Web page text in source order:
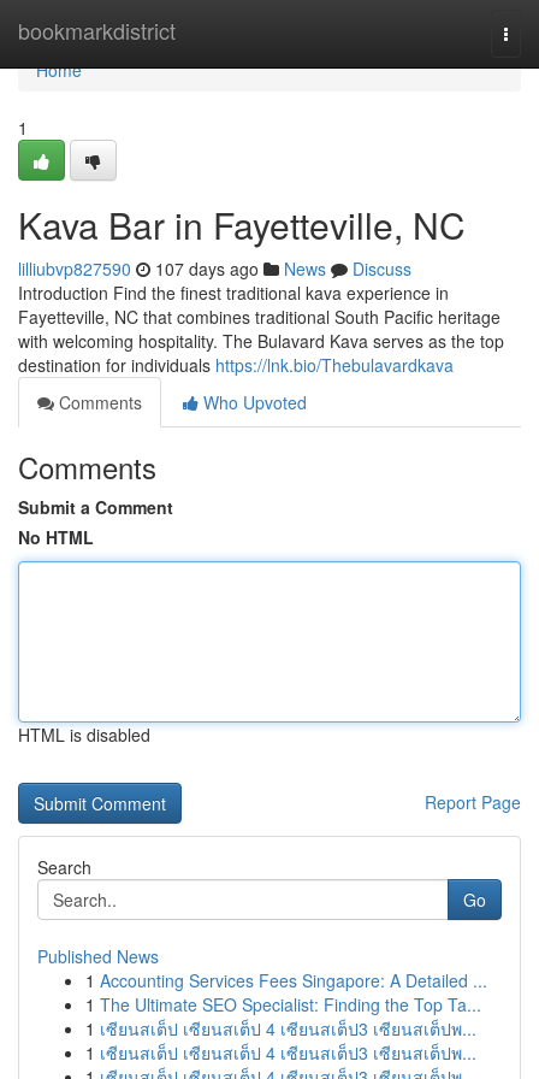
bookmarkdistrict
Home
Home
1
Kava Bar in Fayetteville, NC
lilliubvp827590 107 days ago News
Discuss
Introduction Find the finest traditional kava experience in
Fayetteville, NC that combines traditional South Pacific heritage
with welcoming hospitality. The Bulavard Kava serves as the top
destination for individuals https://lnk.bio/Thebulavardkava
Comments
Who Upvoted
Comments
Submit a Comment
No HTML
HTML is disabled
Report Page
Search
Go
Published News
1 Accounting Services Fees Singapore: A Detailed ...
1 The Ultimate SEO Specialist: Finding the Top Ta...
1 เซียนสเต็ป เซียนสเต็ป 4 เซียนสเต็ป3 เซียนสเต็ปพ...
1 เซียนสเต็ป เซียนสเต็ป 4 เซียนสเต็ป3 เซียนสเต็ปพ...